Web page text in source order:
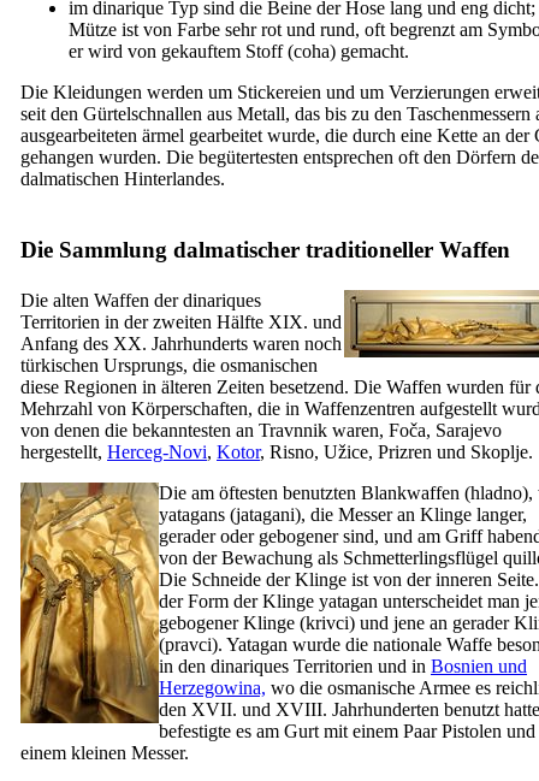
im dinarique Typ sind die Beine der Hose lang und eng dicht;
Mütze ist von Farbe sehr rot und rund, oft begrenzt am
er wird von gekauftem Stoff (coha) gemacht.
Die Kleidungen werden um Stickereien und um Verzierungen
seit den Gürtelschnallen aus Metall, das bis zu den Taschenmessern
ausgearbeiteten ärmel gearbeitet wurde, die durch eine Kette an der
gehangen wurden. Die begütertesten entsprechen oft den Dörfern
dalmatischen Hinterlandes.
Die Sammlung dalmatischer traditioneller Waffen
Die alten Waffen der dinariques
Territorien in der zweiten Hälfte XIX. und
Anfang des XX. Jahrhunderts waren noch
türkischen Ursprungs, die osmanischen
diese Regionen in älteren Zeiten besetzend. Die Waffen wurden für
Mehrzahl von Körperschaften, die in Waffenzentren aufgestellt
von denen die bekanntesten an Travnnik waren, Foča, Sarajevo
hergestellt, Herceg-Novi, Kotor, Risno, Užice, Prizren und Skoplje.
Die am öftesten benutzten Blankwaffen (hladno),
yatagans (jatagani), die Messer an Klinge langer,
gerader oder gebogener sind, und am Griff
von der Bewachung als Schmetterlingsflügel
Die Schneide der Klinge ist von der inneren
der Form der Klinge yatagan unterscheidet man
gebogener Klinge (krivci) und jene an gerader
(pravci). Yatagan wurde die nationale Waffe
in den dinariques Territorien und in Bosnien und
Herzegowina, wo die osmanische Armee es
den XVII. und XVIII. Jahrhunderten benutzt
befestigte es am Gurt mit einem Paar Pistolen und
einem kleinen Messer.